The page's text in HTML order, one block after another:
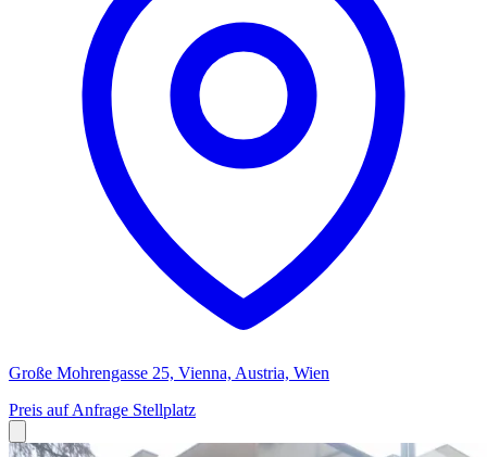
Große Mohrengasse 25, Vienna, Austria, Wien
Preis auf Anfrage Stellplatz